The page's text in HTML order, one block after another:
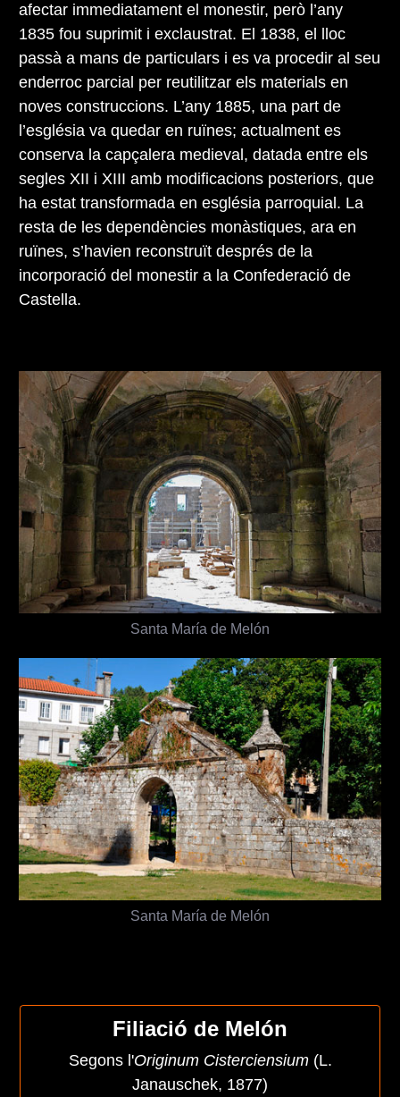
afectar immediatament el monestir, però l’any
1835 fou suprimit i exclaustrat. El 1838, el lloc
passà a mans de particulars i es va procedir al seu
enderroc parcial per reutilitzar els materials en
noves construccions. L’any 1885, una part de
l’església va quedar en ruïnes; actualment es
conserva la capçalera medieval, datada entre els
segles XII i XIII amb modificacions posteriors, que
ha estat transformada en església parroquial. La
resta de les dependències monàstiques, ara en
ruïnes, s’havien reconstruït després de la
incorporació del monestir a la Confederació de
Castella.
Santa María de Melón
Santa María de Melón
Filiació de Melón
Segons l'Originum Cisterciensium(L.
Janauschek, 1877)